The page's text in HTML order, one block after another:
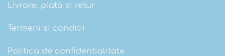
Livrare, plata si retur
Termeni si conditii
Politica de confidentialitate